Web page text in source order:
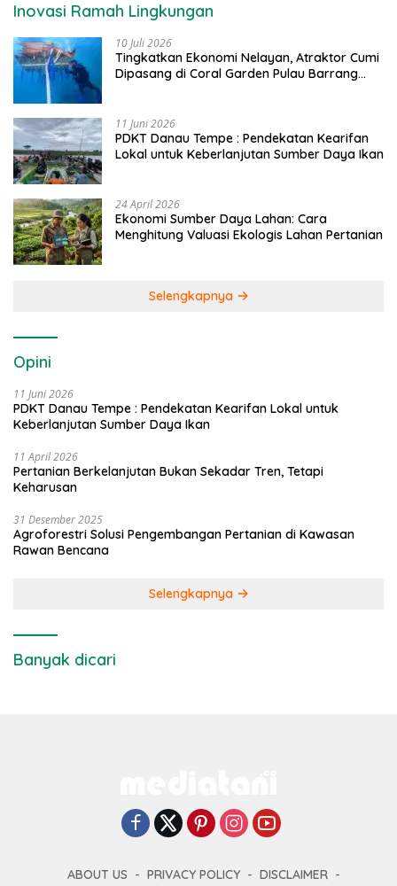
Inovasi Ramah Lingkungan
10 Juli 2026
Tingkatkan Ekonomi Nelayan, Atraktor Cumi
Dipasang di Coral Garden Pulau Barrang
11 Juni 2026
PDKT Danau Tempe : Pendekatan Kearifan
Lokal untuk Keberlanjutan Sumber Daya Ikan
24 April 2026
Ekonomi Sumber Daya Lahan: Cara
Menghitung Valuasi Ekologis Lahan Pertanian
Selengkapnya
Opini
11 Juni 2026
PDKT Danau Tempe : Pendekatan Kearifan Lokal untuk
Keberlanjutan Sumber Daya Ikan
11 April 2026
Pertanian Berkelanjutan Bukan Sekadar Tren, Tetapi
Keharusan
31 Desember 2025
Agroforestri Solusi Pengembangan Pertanian di Kawasan
Rawan Bencana
Selengkapnya
Banyak dicari
ABOUT US PRIVACY POLICY DISCLAIMER